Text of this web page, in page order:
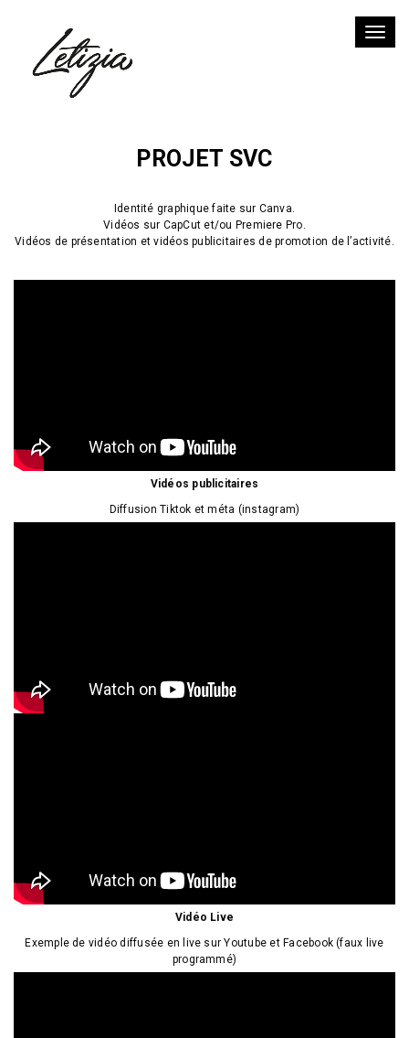
SCIENCE VIDEO CHALLENGE
PROJET SVC
Identité graphique faite sur Canva.
Vidéos sur CapCut et/ou Premiere Pro.
Vidéos de présentation et vidéos publicitaires de promotion de l’activité.
Vidéos publicitaires
Diffusion Tiktok et méta (instagram)
Vidéo Live
Exemple de vidéo diffusée en live sur Youtube et Facebook (faux live
programmé)